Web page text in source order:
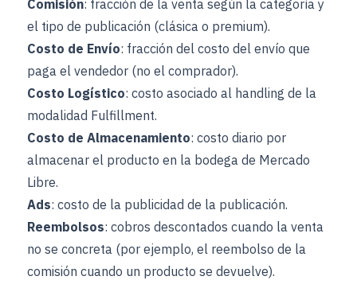
Comisión: fracción de la venta según la categoría y
el tipo de publicación (clásica o premium).
Costo de Envío: fracción del costo del envío que
paga el vendedor (no el comprador).
Costo Logístico: costo asociado al handling de la
modalidad Fulfillment.
Costo de Almacenamiento: costo diario por
almacenar el producto en la bodega de Mercado
Libre.
Ads: costo de la publicidad de la publicación.
Reembolsos: cobros descontados cuando la venta
no se concreta (por ejemplo, el reembolso de la
comisión cuando un producto se devuelve).